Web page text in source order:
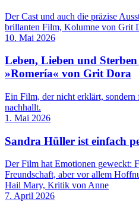
Der Cast und auch die präzise
brillanten Film, Kolumne von Grit
10. Mai 2026
Leben, Lieben und
»Romería« von Grit Dora
Ein Film, der nicht erklärt, sondern
nachhallt.
1. Mai 2026
Sandra Hüller ist einfach
Der Film hat Emotionen geweckt:
Freundschaft, aber vor allem
Hail Mary, Kritik von Anne
7. April 2026